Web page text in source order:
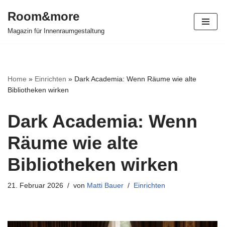
Zum
Room&more
Magazin für Innenraumgestaltung
Home » Einrichten » Dark Academia: Wenn Räume wie alte
Bibliotheken wirken
Dark Academia: Wenn
Räume wie alte
Bibliotheken wirken
21. Februar 2026 von Matti Bauer Einrichten